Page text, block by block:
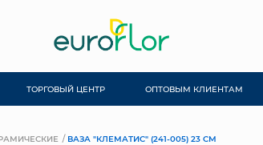
ТОРГОВЫЙ ЦЕНТР ОПТОВЫМ КЛИЕНТАМ
ВАЗА "КЛЕМАТИС" (241-005) 23 СМ